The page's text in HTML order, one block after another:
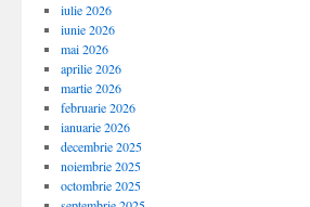
iulie 2026
iunie 2026
mai 2026
aprilie 2026
martie 2026
februarie 2026
ianuarie 2026
decembrie 2025
noiembrie 2025
octombrie 2025